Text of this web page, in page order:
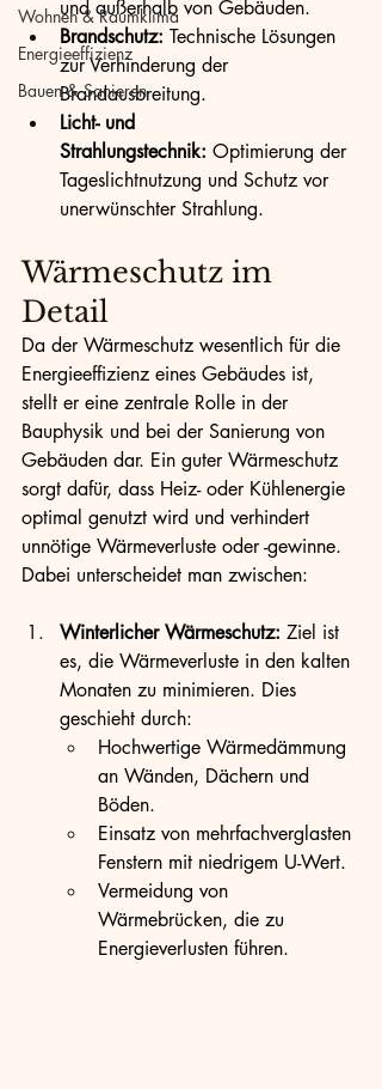
Wohnen & Raumklima
Energieeffizienz
Bauen & Sanieren
und außerhalb von Gebäuden.
Brandschutz: Technische Lösungen
zur Verhinderung der
Brandausbreitung.
Licht- und
Strahlungstechnik: Optimierung der
Tageslichtnutzung und Schutz vor
unerwünschter Strahlung.
Wärmeschutz im
Detail
Da der Wärmeschutz wesentlich für die
Energieeffizienz eines Gebäudes ist,
stellt er eine zentrale Rolle in der
Bauphysik und bei der Sanierung von
Gebäuden dar. Ein guter Wärmeschutz
sorgt dafür, dass Heiz- oder Kühlenergie
optimal genutzt wird und verhindert
unnötige Wärmeverluste oder -gewinne.
Dabei unterscheidet man zwischen:
Winterlicher Wärmeschutz: Ziel ist
es, die Wärmeverluste in den kalten
Monaten zu minimieren. Dies
geschieht durch:
Hochwertige Wärmedämmung
an Wänden, Dächern und
Böden.
Einsatz von mehrfachverglasten
Fenstern mit niedrigem U-Wert.
Vermeidung von
Wärmebrücken, die zu
Energieverlusten führen.